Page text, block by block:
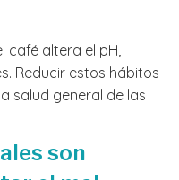
café altera el pH,
Reducir estos hábitos
salud general de las
son